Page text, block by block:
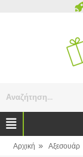
Αναζήτηση...
Αρχική » Αξεσουάρ